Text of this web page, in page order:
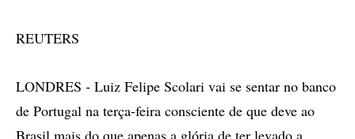
REUTERS
LONDRES - Luiz Felipe Scolari vai se sentar no banco
de Portugal na terça-feira consciente de que deve ao
Brasil mais do que apenas a glória de ter levado a